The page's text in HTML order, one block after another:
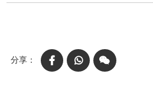
FacebookWhatsAppWeChat